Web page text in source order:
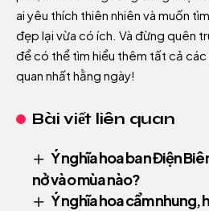
ai yêu thích thiên nhiên và muốn
đẹp lại vừa có ích. Và đừng quên
để có thể tìm hiểu thêm tất cả
quan nhất hằng ngày!
Bài viết liên quan
Ý nghĩa hoa ban Điện
nở vào mùa nào?
Ý nghĩa hoa cẩm nhung,